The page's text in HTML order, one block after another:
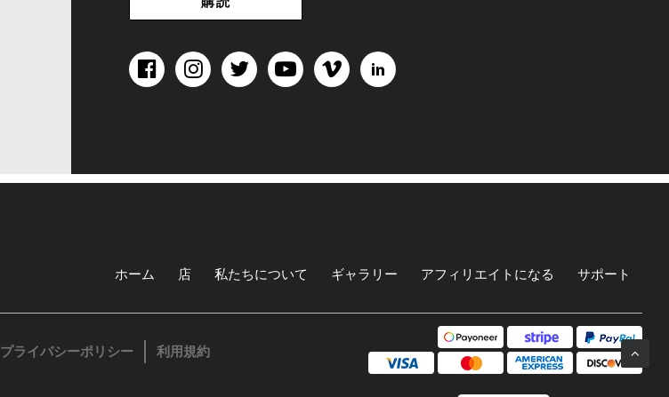
ホーム 店 私たちについて ギャラリー アフィリエイトになる サポート
プライバシーポリシー 利用規約